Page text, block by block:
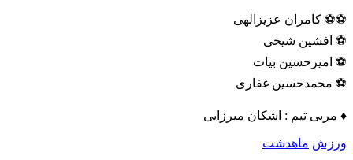
⚽️⚽️ کامران عزیزالهی
⚽️ افشین شیخی
⚽️ امیرحسین بیات
⚽️ محمدحسین غفاری
♦️ مربی تیم : اشکان میرزایی
ورزش ماهدشت